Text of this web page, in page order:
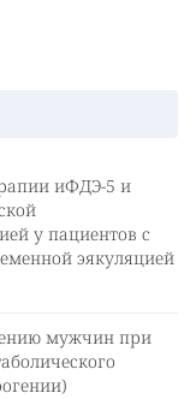
иФДЭ-5 и
у пациентов с
эякуляцией
мужчин при